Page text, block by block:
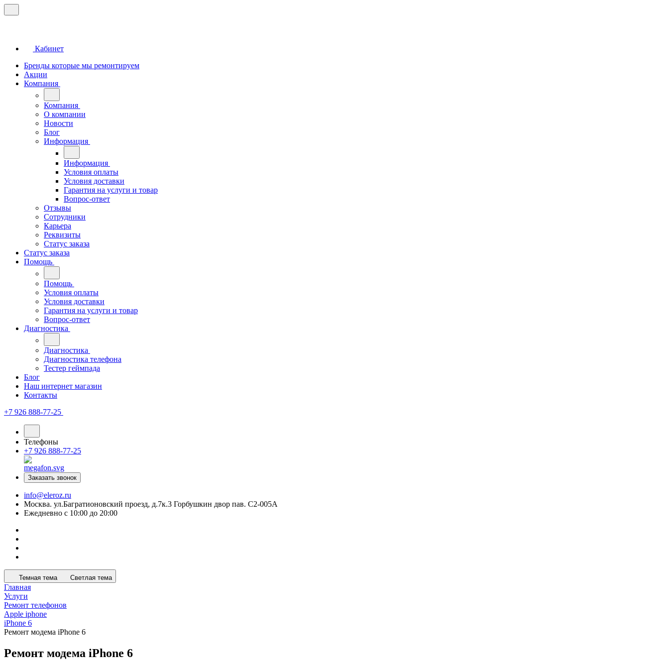
Кабинет
Бренды которые мы ремонтируем
Акции
Компания
Компания
О компании
Новости
Блог
Информация
Информация
Условия оплаты
Условия доставки
Гарантия на услуги и товар
Вопрос-ответ
Отзывы
Сотрудники
Карьера
Реквизиты
Статус заказа
Статус заказа
Помощь
Помощь
Условия оплаты
Условия доставки
Гарантия на услуги и товар
Вопрос-ответ
Диагностика
Диагностика
Диагностика телефона
Тестер геймпада
Блог
Наш интернет магазин
Контакты
+7 926 888-77-25
Телефоны
+7 926 888-77-25
Заказать звонок
info@eleroz.ru
Москва. ул.Багратионовский проезд, д.7к.3 Горбушкин двор пав. C2-005A
Ежедневно с 10:00 до 20:00
Темная тема Светлая тема
Главная
Услуги
Ремонт телефонов
Apple iphone
iPhone 6
Ремонт модема iPhone 6
Ремонт модема iPhone 6